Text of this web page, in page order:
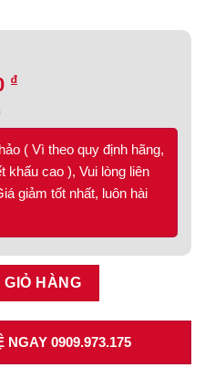
₫
( Vì theo quy định hãng,
khấu cao ), Vui lòng liên
giảm tốt nhất, luôn hài
304 549.08.011 số lượng
GIỎ HÀNG
NGAY 0909.973.175